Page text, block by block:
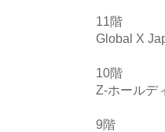
11階
Global X
10階
Z-ホールデ
9階